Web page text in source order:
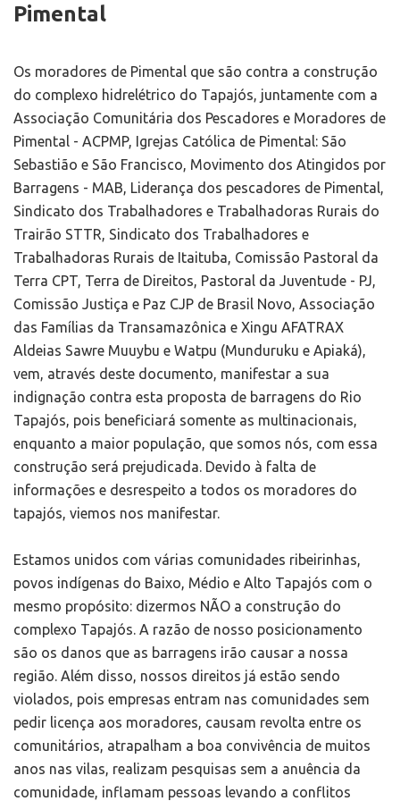
Pimental
Os moradores de Pimental que são contra a construção
do complexo hidrelétrico do Tapajós, juntamente com a
Associação Comunitária dos Pescadores e Moradores de
Pimental - ACPMP, Igrejas Católica de Pimental: São
Sebastião e São Francisco, Movimento dos Atingidos por
Barragens - MAB, Liderança dos pescadores de Pimental,
Sindicato dos Trabalhadores e Trabalhadoras Rurais do
Trairão STTR, Sindicato dos Trabalhadores e
Trabalhadoras Rurais de Itaituba, Comissão Pastoral da
Terra CPT, Terra de Direitos, Pastoral da Juventude - PJ,
Comissão Justiça e Paz CJP de Brasil Novo, Associação
das Famílias da Transamazônica e Xingu AFATRAX
Aldeias Sawre Muuybu e Watpu (Munduruku e Apiaká),
vem, através deste documento, manifestar a sua
indignação contra esta proposta de barragens do Rio
Tapajós, pois beneficiará somente as multinacionais,
enquanto a maior população, que somos nós, com essa
construção será prejudicada. Devido à falta de
informações e desrespeito a todos os moradores do
tapajós, viemos nos manifestar.
Estamos unidos com várias comunidades ribeirinhas,
povos indígenas do Baixo, Médio e Alto Tapajós com o
mesmo propósito: dizermos NÃO a construção do
complexo Tapajós. A razão de nosso posicionamento
são os danos que as barragens irão causar a nossa
região. Além disso, nossos direitos já estão sendo
violados, pois empresas entram nas comunidades sem
pedir licença aos moradores, causam revolta entre os
comunitários, atrapalham a boa convivência de muitos
anos nas vilas, realizam pesquisas sem a anuência da
comunidade, inflamam pessoas levando a conflitos